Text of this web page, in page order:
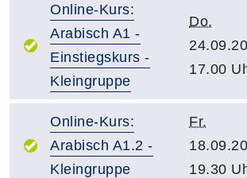
Online-Kurs:
Arabisch A1 -
Einstiegskurs -
Kleingruppe
Do.
17.00
Online-Kurs:
Arabisch A1.2 -
Kleingruppe
Fr.
19.30